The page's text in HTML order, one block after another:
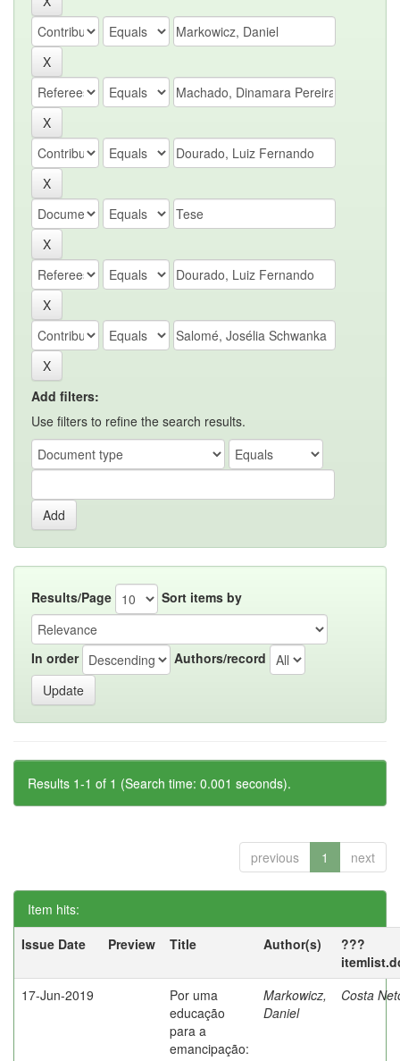
Add filters:
Use filters to refine the search results.
Results/Page Sort items by
In order Authors/record
Results 1-1 of 1 (Search time: 0.001 seconds).
previous 1 next
Item hits:
Issue Date
Preview Title Author(s)
???
17-Jun-2019
Por uma
educação
para a
emancipação:
Markowicz,
Daniel
Costa